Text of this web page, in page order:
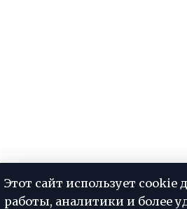
Этот сайт использует cookie
работы, аналитики и более